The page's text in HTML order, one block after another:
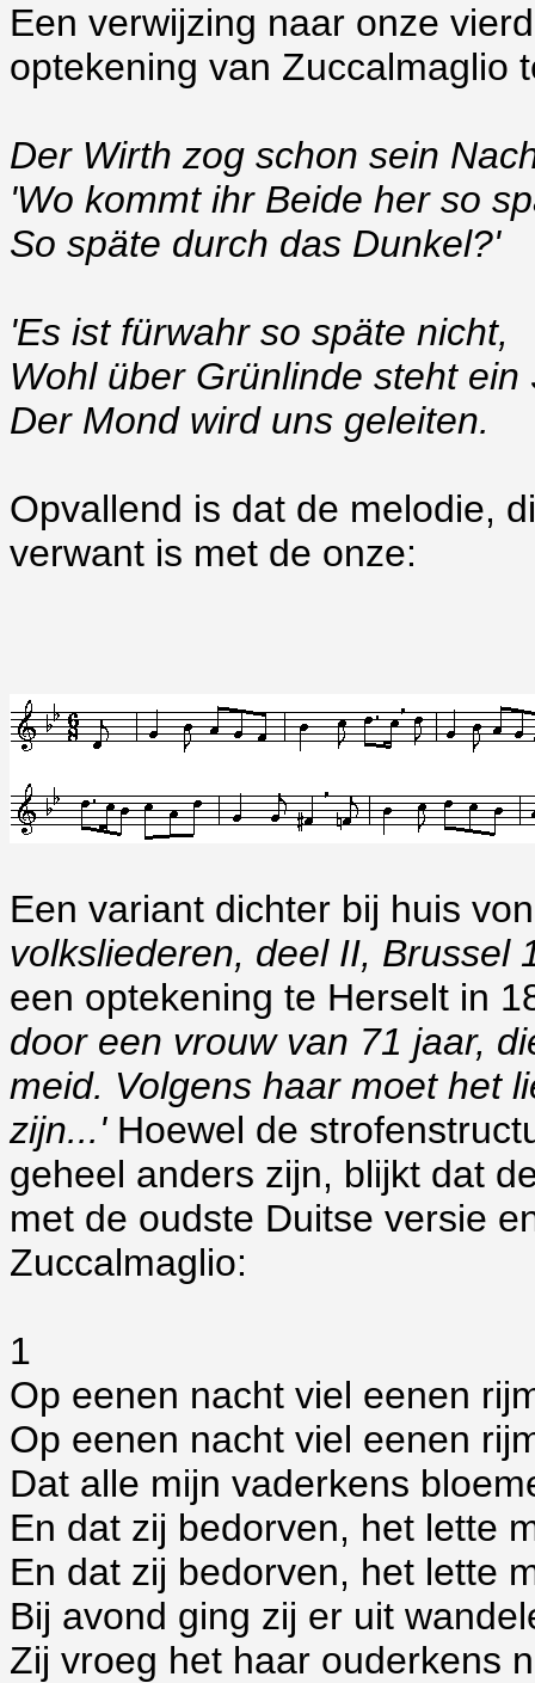
Een verwijzing naar onze
optekening van Zuccalmaglio
Der Wirth zog schon sein
'Wo kommt ihr Beide her so
So späte durch das Dunkel?'
'Es ist fürwahr so späte nicht,
Wohl über Grünlinde steht ein
Der Mond wird uns geleiten.
Opvallend is dat de melodie,
verwant is met de onze:
Een variant dichter bij huis
volksliederen, deel II, Brussel
een optekening te Herselt in
door een vrouw van 71 jaar,
meid. Volgens haar moet het
zijn...' Hoewel de
geheel anders zijn, blijkt dat
met de oudste Duitse versie
Zuccalmaglio:
1
Op eenen nacht viel eenen
Op eenen nacht viel eenen
Dat alle mijn vaderkens
En dat zij bedorven, het lette
En dat zij bedorven, het lette
Bij avond ging zij er uit
Zij vroeg het haar ouderkens